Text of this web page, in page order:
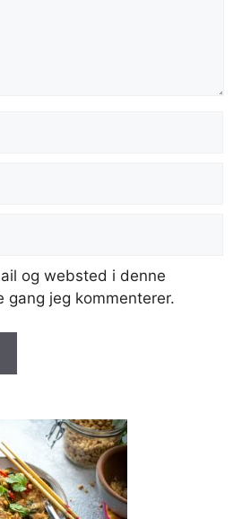
og websted i denne
jeg kommenterer.